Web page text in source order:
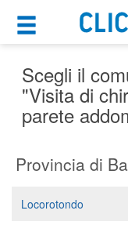
Cosa possiamo offrirti
Per i
Consulti
Scegli il
"Visita di
parete
Provincia di
Locorotondo